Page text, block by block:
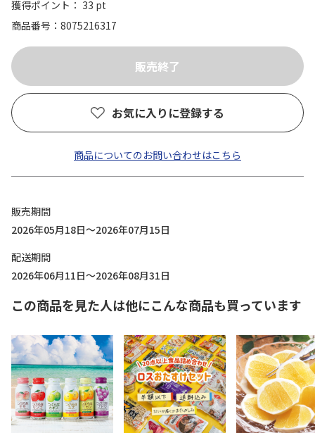
獲得ポイント： 33 pt
商品番号
8075216317
お気に入りに登録する
商品についてのお問い合わせはこちら
販売期間
2026年05月18日～2026年07月15日
配送期間
2026年06月11日～2026年08月31日
この商品を見た人は他にこんな商品も買っています